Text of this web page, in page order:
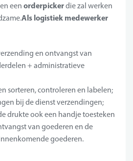
een orderpickerdie zal werken
Als logistiek medewerker
en ontvangst van
+ administratieve
sorteren, controleren en labelen;
bij de dienst verzendingen;
drukte ook een handje toesteken
van goederen en de
goederen.